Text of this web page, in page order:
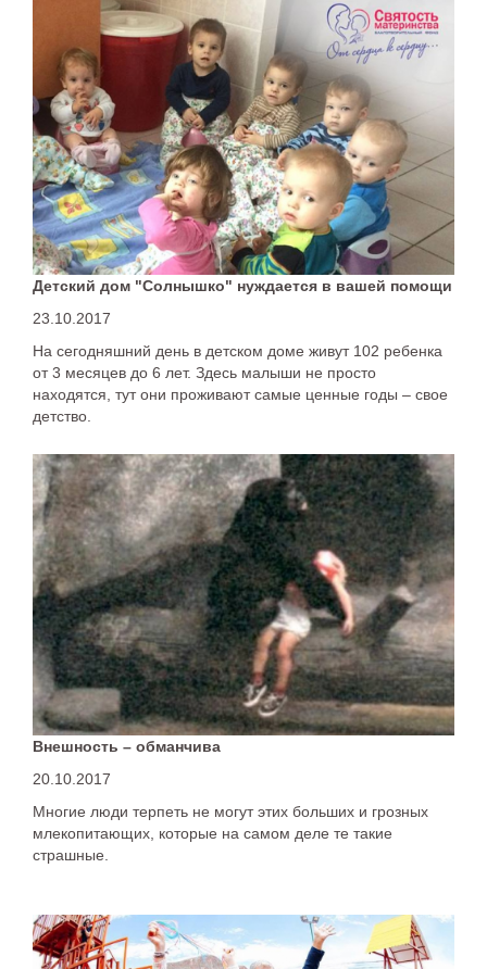
Детский дом "Солнышко" нуждается в вашей помощи
23.10.2017
На сегодняшний день в детском доме живут 102 ребенка
от 3 месяцев до 6 лет. Здесь малыши не просто
находятся, тут они проживают самые ценные годы – свое
детство.
Внешность – обманчива
20.10.2017
Многие люди терпеть не могут этих больших и грозных
млекопитающих, которые на самом деле те такие
страшные.